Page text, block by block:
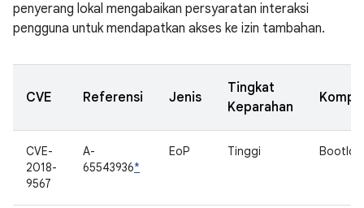
penyerang lokal mengabaikan persyaratan interaksi
pengguna untuk mendapatkan akses ke izin tambahan.
CVE Referensi Jenis
Tingkat
Keparahan
CVE-
2018-
9567
A-
65543936*
EoP Tinggi